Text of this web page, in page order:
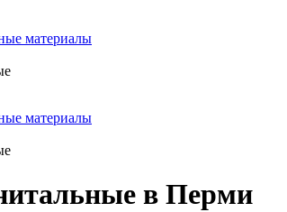
материалы
материалы
в Перми